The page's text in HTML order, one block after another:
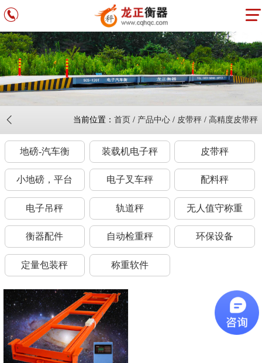
当前位置： 首页 / 产品中心 / 皮带秤 / 高精度皮带秤
地磅-汽车衡 装载机电子秤 皮带秤
小地磅，平台 电子叉车秤 配料秤
电子吊秤 轨道秤 无人值守称重
衡器配件 自动检重秤 环保设备
定量包装秤 称重软件